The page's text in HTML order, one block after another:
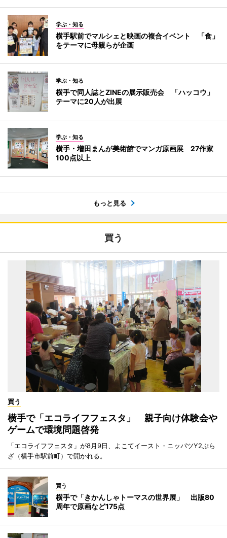
学ぶ・知る
横手駅前でマルシェと映画の複合イベント 「食」
をテーマに母親らが企画
学ぶ・知る
横手で同人誌とZINEの展示販売会 「ハッコウ」
テーマに20人が出展
学ぶ・知る
横手・増田まんが美術館でマンガ原画展 27作家
100点以上
もっと見る
買う
買う
横手で「エコライフフェスタ」 親子向け体験会や
ゲームで環境問題啓発
「エコライフフェスタ」が8月9日、よこてイースト・ニッパツY2ぷら
ざ（横手市駅前町）で開かれる。
買う
横手で「きかんしゃトーマスの世界展」 出版80
周年で原画など175点